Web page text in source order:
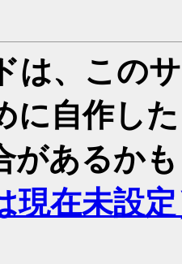
は、この
に自作し
があるか
現在未設